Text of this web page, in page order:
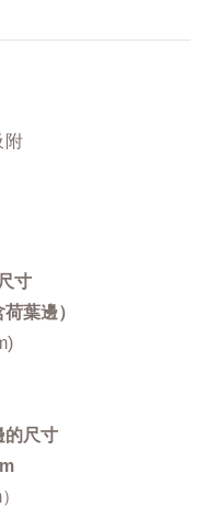
附
寸
葉邊）
的尺寸